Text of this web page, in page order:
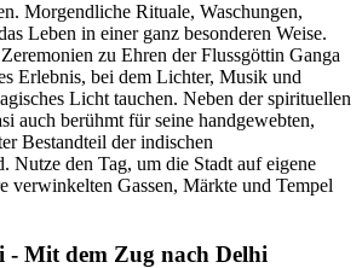
Morgendliche Rituale, Waschungen,
Leben in einer ganz besonderen Weise.
zu Ehren der Flussgöttin Ganga
Erlebnis, bei dem Lichter, Musik und
Licht tauchen. Neben der spirituellen
auch berühmt für seine handgewebten,
Bestandteil der indischen
Nutze den Tag, um die Stadt auf eigene
verwinkelten Gassen, Märkte und Tempel
- Mit dem Zug nach Delhi